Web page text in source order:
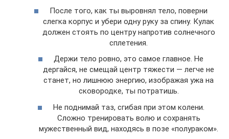
После того, как ты выровнял тело, поверни
слегка корпус и убери одну руку за спину. Кулак
должен стоять по центру напротив солнечного
сплетения.
Держи тело ровно, это самое главное. Не
дергайся, не смещай центр тяжести — легче не
станет, но лишнюю энергию, изображая ужа на
сковородке, ты потратишь.
Не поднимай таз, сгибая при этом колени.
Сложно тренировать волю и сохранять
мужественный вид, находясь в позе «полураком».